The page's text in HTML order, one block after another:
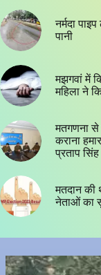
नर्मदा
पानी
मझगवां में
महिला ने
मतगणना से
कराना
प्रताप सिंह
मतदान की
नेताओं का